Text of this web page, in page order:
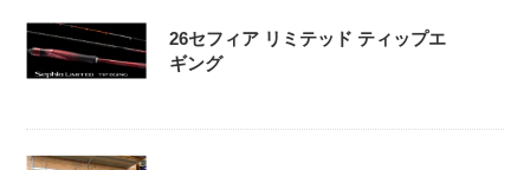
26セフィア リミテッド ティップエ
ギング